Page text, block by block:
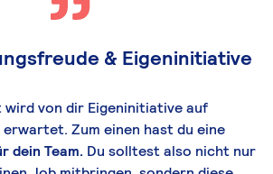
& Eigeninitiative
wird von dir Eigeninitiative auf
erwartet. Zum einen hast du eine
dein Team. Du solltest also nicht nur